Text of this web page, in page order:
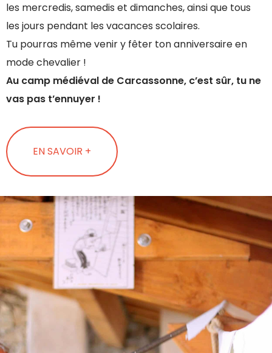
les mercredis, samedis et dimanches, ainsi que tous
les jours pendant les vacances scolaires.
Tu pourras même venir y fêter ton anniversaire en
mode chevalier !
Au camp médiéval de Carcassonne, c’est sûr, tu ne
vas pas t’ennuyer !
EN SAVOIR +